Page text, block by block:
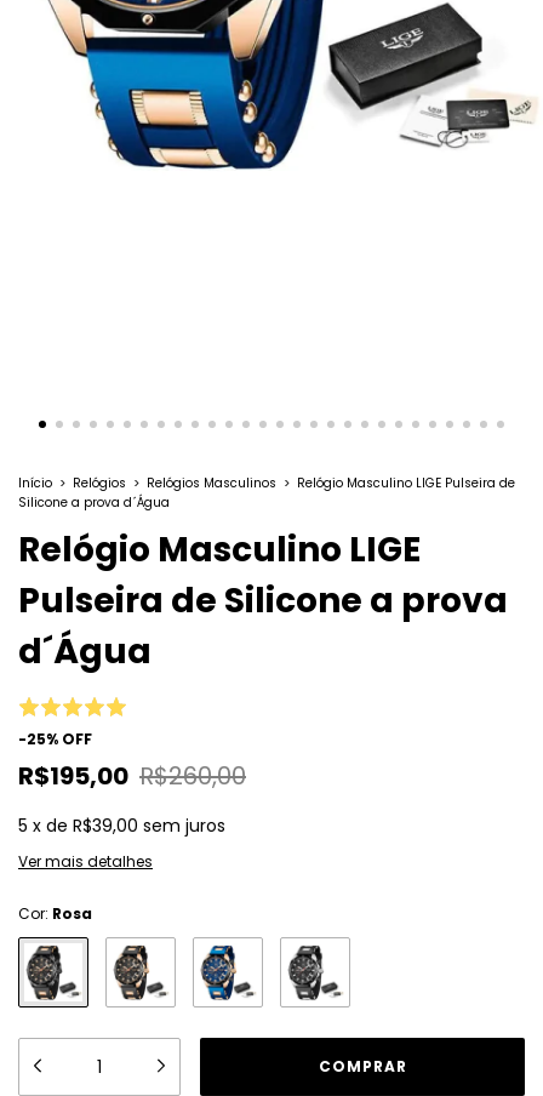
Início > Relógios > Relógios Masculinos > Relógio Masculino LIGE Pulseira de
Silicone a prova d´Água
Relógio Masculino LIGE
Pulseira de Silicone a prova
d´Água
-25% OFF
R$195,00 R$260,00
5 x de R$39,00 sem juros
Ver mais detalhes
Cor: Rosa